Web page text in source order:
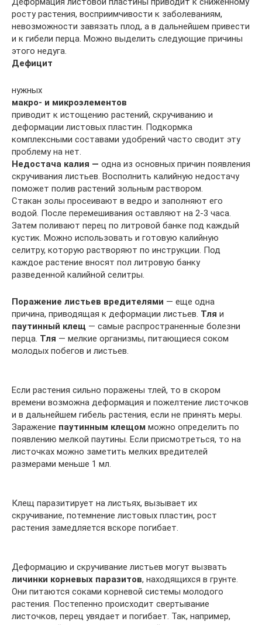
росту растения, восприимчивости к заболеваниям,
невозможности завязать плод, а в дальнейшем привести
и к гибели перца. Можно выделить следующие причины
этого недуга.
Дефицит
нужных
макро- и микроэлементов
приводит к истощению растений, скручиванию и
деформации листовых пластин. Подкормка
комплексными составами удобрений часто сводит эту
проблему на нет.
Недостача калия — одна из основных причин появления
скручивания листьев. Восполнить калийную недостачу
поможет полив растений зольным раствором.
Стакан золы просеивают в ведро и заполняют его
водой. После перемешивания оставляют на 2-3 часа.
Затем поливают перец по литровой банке под каждый
кустик. Можно использовать и готовую калийную
селитру, которую растворяют по инструкции. Под
каждое растение вносят пол литровую банку
разведенной калийной селитры.
Поражение листьев вредителями — еще одна
причина, приводящая к деформации листьев. Тля и
паутинный клещ — самые распространенные болезни
перца. Тля — мелкие организмы, питающиеся соком
молодых побегов и листьев.
Если растения сильно поражены тлей, то в скором
времени возможна деформация и пожелтение листочков
и в дальнейшем гибель растения, если не принять меры.
Заражение паутинным клещом можно определить по
появлению мелкой паутины. Если присмотреться, то на
листочках можно заметить мелких вредителей
размерами меньше 1 мл.
Клещ паразитирует на листьях, вызывает их
скручивание, потемнение листовых пластин, рост
растения замедляется вскоре погибает.
Деформацию и скручивание листьев могут вызвать
личинки корневых паразитов, находящихся в грунте.
Они питаются соками корневой системы молодого
растения. Постепенно происходит свертывание
листочков, перец увядает и погибает. Так, например,